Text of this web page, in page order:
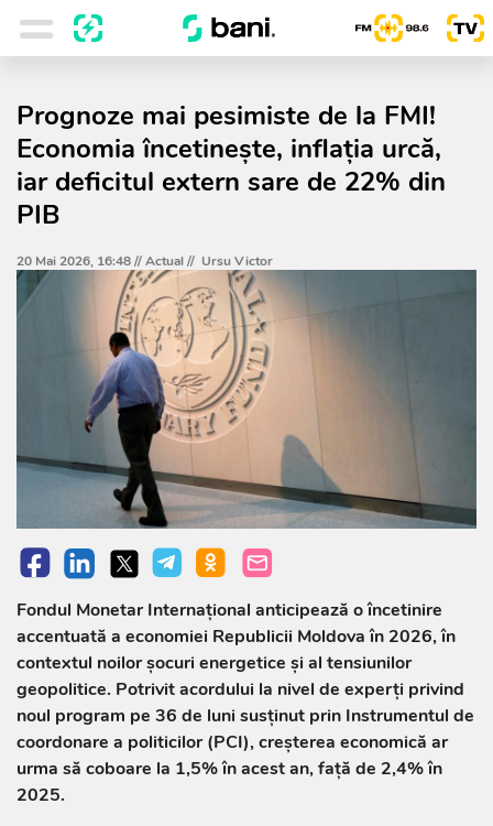
Prognoze mai pesimiste de la FMI!
Economia încetinește, inflația urcă,
iar deficitul extern sare de 22% din
PIB
20 Mai 2026, 16:48 //Actual// Ursu Victor
Fondul Monetar Internațional anticipează o încetinire
accentuată a economiei Republicii Moldova în 2026, în
contextul noilor șocuri energetice și al tensiunilor
geopolitice. Potrivit acordului la nivel de experți privind
noul program pe 36 de luni susținut prin Instrumentul de
coordonare a politicilor (PCI), creșterea economică ar
urma să coboare la 1,5% în acest an, față de 2,4% în
2025.